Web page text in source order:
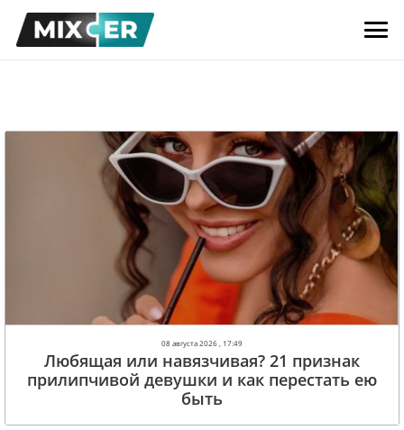
08 августа 2026 , 17:49
Любящая или навязчивая? 21 признак
прилипчивой девушки и как перестать ею
быть